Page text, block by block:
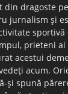
din dragoste
jurnalism şi
sportivă
prieteni ai
acestui
acum.
şi spună